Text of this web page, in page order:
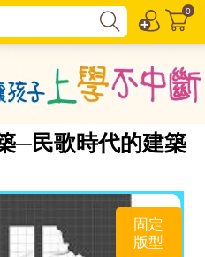
0
─民歌時代的建築
固定
版型